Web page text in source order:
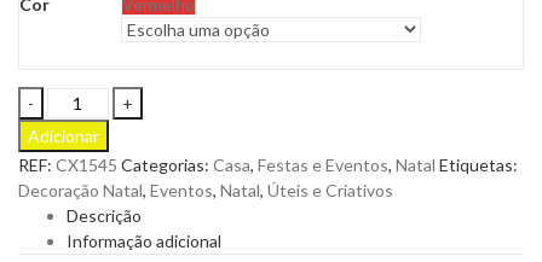
Cor Vermelho
Ornamento
Santíssimo
de
Natal
em
Forma
de
Adicionar
REF: CX1545 Categorias: Casa, Festas e Eventos, Natal Etiquetas:
Decoração Natal, Eventos, Natal, Úteis e Criativos
Descrição
Informação adicional